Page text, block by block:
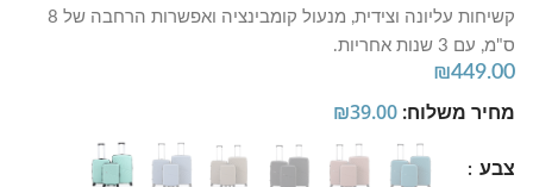
קשיחות עליונה וצידית, מנעול קומבינציה ואפשרות הרחבה של 8
ס"מ, עם 3 שנות אחריות.
₪449.00
מחיר משלוח: ₪39.00
צבע